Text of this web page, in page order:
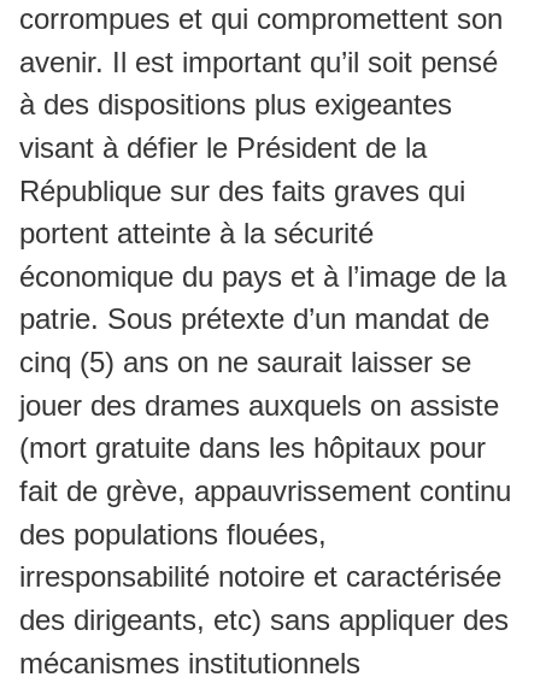
corrompues et qui compromettent son
avenir. Il est important qu’il soit pensé
à des dispositions plus exigeantes
visant à défier le Président de la
République sur des faits graves qui
portent atteinte à la sécurité
économique du pays et à l’image de la
patrie. Sous prétexte d’un mandat de
cinq (5) ans on ne saurait laisser se
jouer des drames auxquels on assiste
(mort gratuite dans les hôpitaux pour
fait de grève, appauvrissement continu
des populations flouées,
irresponsabilité notoire et caractérisée
des dirigeants, etc) sans appliquer des
mécanismes institutionnels